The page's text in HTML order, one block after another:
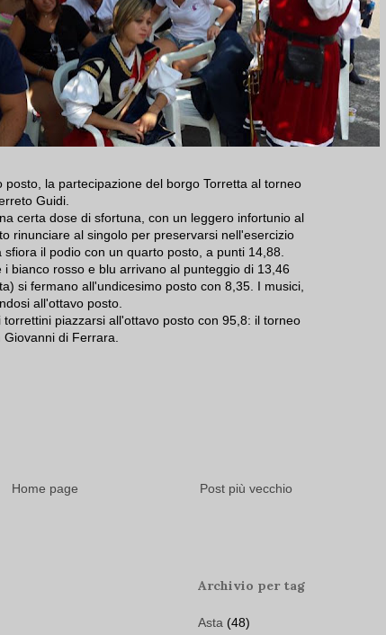
la partecipazione del borgo Torretta al torneo
Guidi.
certa dose di sfortuna, con un leggero infortunio al
rinunciare al singolo per preservarsi nell'esercizio
il podio con un quarto posto, a punti 14,88.
bianco rosso e blu arrivano al punteggio di 13,46
si fermano all'undicesimo posto con 8,35. I musici,
all'ottavo posto.
piazzarsi all'ottavo posto con 95,8: il torneo
di Ferrara.
Post più vecchio
Home page
Archivio per tag
Asta (48)